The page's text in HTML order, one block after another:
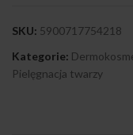
SKU: 5900717754218
Kategorie:
Pielęgnacja twarzy